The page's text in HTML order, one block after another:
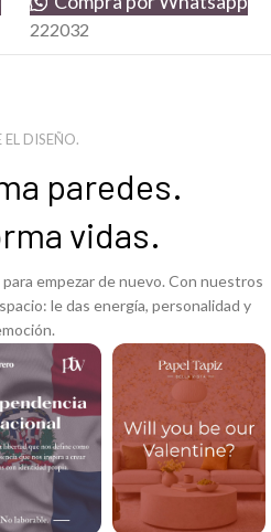
222032
EL DISEÑO.
paredes.
vidas.
empezar de nuevo. Con nuestros
le das energía, personalidad y